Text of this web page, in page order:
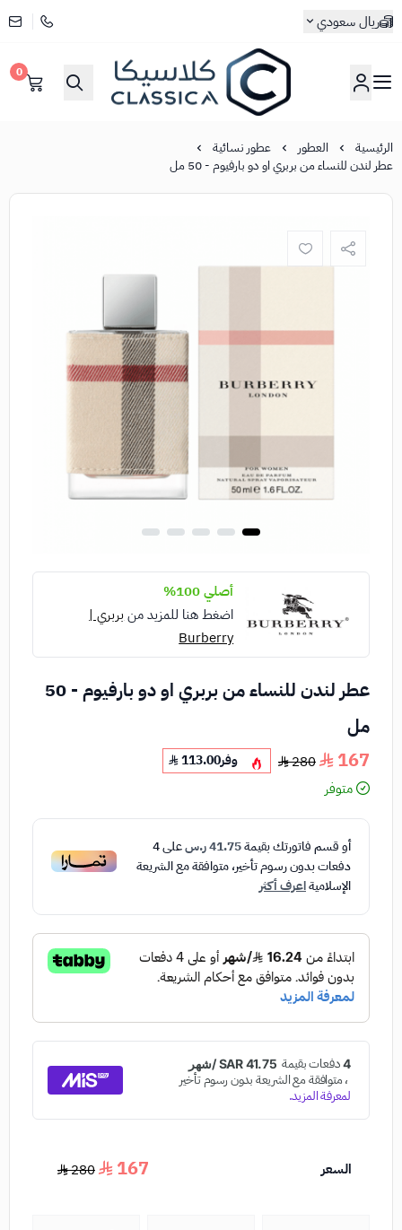
ريال سعودي
كلاسيكا
0
الرئيسية العطور
عطور نسائية
عطر لندن للنساء من بربري او دو بارفيوم - 50 مل
أصلي 100%
اضغط هنا للمزيد من بربري |
Burberry‏
عطر لندن للنساء من بربري او دو بارفيوم - 50
مل
167
280 وفر113.00
متوفر
أو قسم فاتورتك بقيمة41.75 ر.س على4
دفعات بدون رسوم تأخير، متوافقة مع الشريعة
الإسلاميةاعرف أكثر
السعر 167
280